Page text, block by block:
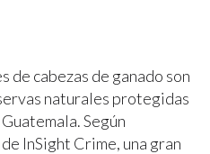
de cabezas de ganado son
naturales protegidas
Según
InSight Crime, una gran